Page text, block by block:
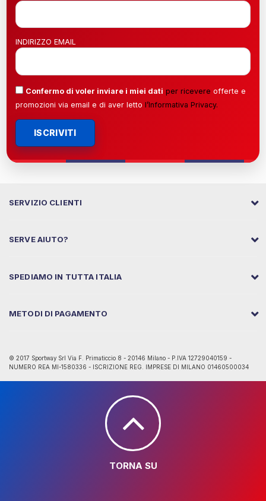
INDIRIZZO EMAIL
Confermo di voler inviare i miei dati per ricevere offerte e
promozioni via email e di aver letto l’Informativa Privacy.
ISCRIVITI
SERVIZIO CLIENTI
SERVE AIUTO?
SPEDIAMO IN TUTTA ITALIA
METODI DI PAGAMENTO
© 2017 Sportway Srl Via F. Primaticcio 8 - 20146 Milano - P.IVA 12729040159 -
NUMERO REA MI-1580336 - ISCRIZIONE REG. IMPRESE DI MILANO 01460500034
TORNA SU